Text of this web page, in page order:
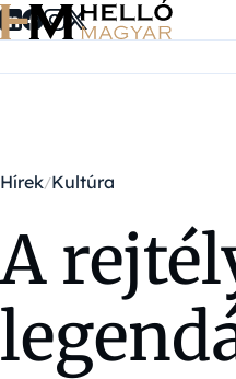
Ugrás a tartalomra
Hírek Kultúra
A